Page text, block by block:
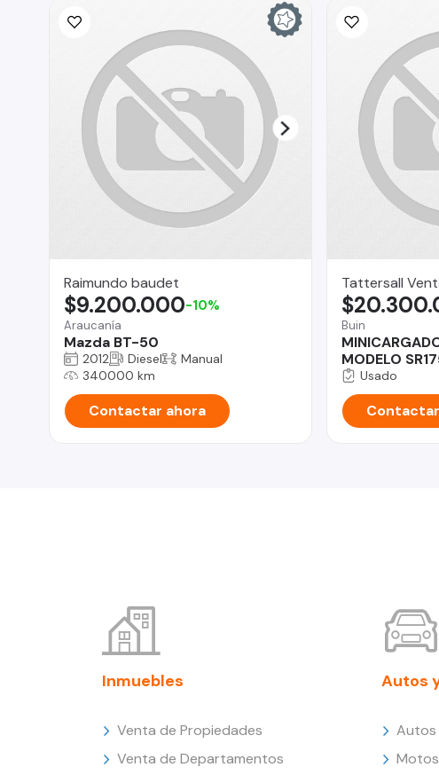
Raimundo baudet
Araucanía
Mazda BT-50
$9.200.000-10%
2012 Diesel
Manual
340000 km
Contactar ahora
Tattersall
Buin
MODELO
Usado
Inmuebles
Venta de Propiedades
Venta de Departamentos
Autos
Autos
Motos